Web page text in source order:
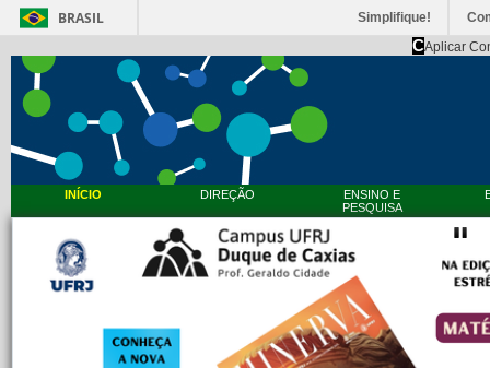
BRASIL Simplifique!
CAplicar
INÍCIO DIREÇÃO
ENSINO E
PESQUISA